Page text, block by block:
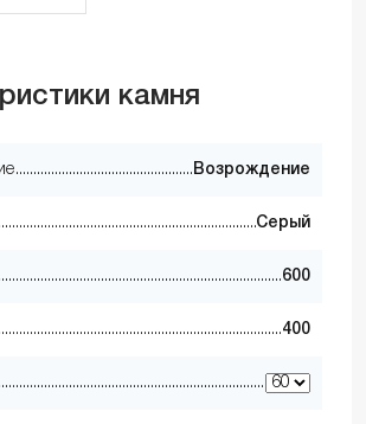
камня
Возрождение
Серый
600
400